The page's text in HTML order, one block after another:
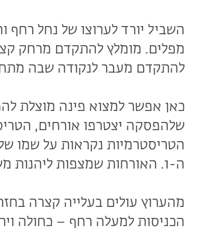
השביל יורד לערוצו של נחל רחף
מפלים. מומלץ להתקדם מרחק
להתקדם מעבר לנקודה שבה
כאן אפשר למצוא פינה מוצלת
שלהפסקה יצטרפו אורחים,
הטריסטרמיות נקראות על שמו
ה-1. האורחות שמצפות ליהנות משירי הארוחה, תקפוצנה על כל פרור לחם או שארית של פרי.
מהערוץ עולים בעלייה קצרה
הכניסות למעלה רחף – כחולה